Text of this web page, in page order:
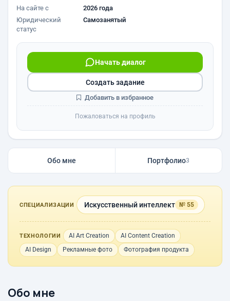
На сайте с
2026 года
Юридический
статус
Самозанятый
Начать диалог
Создать задание
Добавить в избранное
Пожаловаться на профиль
Обо мне Портфолио3
СПЕЦИАЛИЗАЦИИ Искусственный интеллект № 55
ТЕХНОЛОГИИ AI Art Creation
AI Content Creation
AI Design
Рекламные фото Фотография продукта
Обо мне